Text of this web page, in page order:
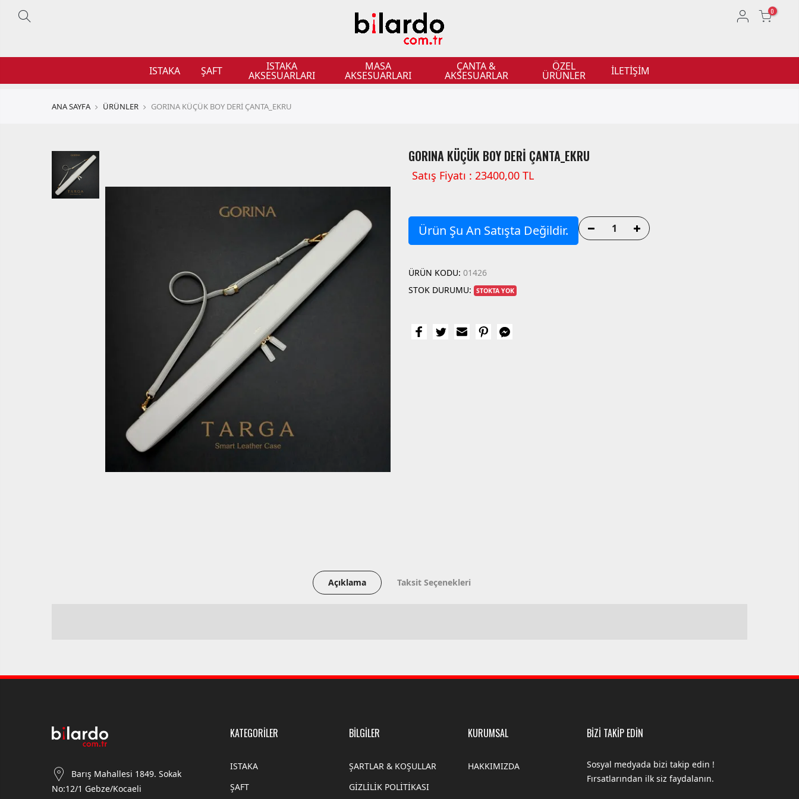
0
ISTAKA ŞAFT ISTAKA
AKSESUARLARI
MASA
AKSESUARLARI
ÇANTA &
AKSESUARLAR
ÖZEL
ÜRÜNLER İLETİŞİM
ANA SAYFA ÜRÜNLER GORINA KÜÇÜK BOY DERİ ÇANTA_EKRU
GORINA KÜÇÜK BOY DERİ ÇANTA_EKRU
Satış Fiyatı : 23400,00 TL
Ürün Şu An Satışta Değildir.
ÜRÜN KODU: 01426
STOK DURUMU:
STOKTA YOK
Açıklama Taksit Seçenekleri
Barış Mahallesi 1849. Sokak
No:12/1 Gebze/Kocaeli
KATEGORİLER
ISTAKA
ŞAFT
BİLGİLER
ŞARTLAR & KOŞULLAR
GİZLİLİK POLİTİKASI
KURUMSAL
HAKKIMIZDA
BİZİ TAKİP EDİN
Sosyal medyada bizi takip edin !
Fırsatlarından ilk siz faydalanın.